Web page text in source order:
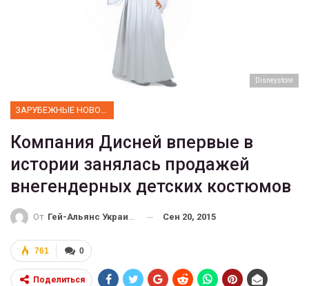
Disneystore
Компания Дисней впервые в
истории занялась продажей
внегендерных детских костюмов
От Гей-Альянс Украина Сен 20, 2015
0
761
Поделиться